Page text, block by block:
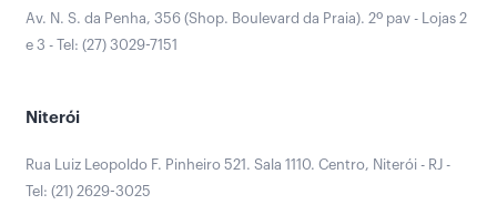
Av. N. S. da Penha, 356 (Shop. Boulevard da Praia). 2º pav - Lojas 2
e 3 - Tel: (27) 3029-7151
Niterói
Rua Luiz Leopoldo F. Pinheiro 521. Sala 1110. Centro, Niterói - RJ -
Tel: (21) 2629-3025